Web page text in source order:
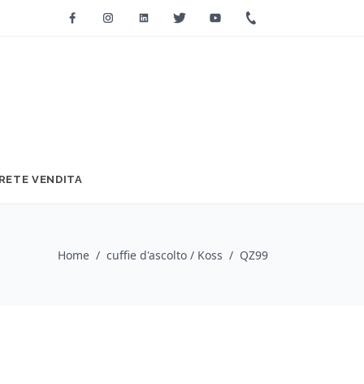
FacebookInstagramLinkedinTwitter Youtube
VENDITA
Home / cuffie d'ascolto / Koss / QZ99